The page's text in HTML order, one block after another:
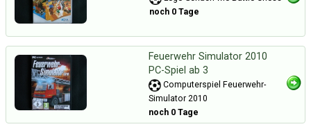
noch 0 Tage
Feuerwehr Simulator 2010
PC-Spiel ab 3
Computerspiel Feuerwehr-
Simulator 2010
noch 0 Tage